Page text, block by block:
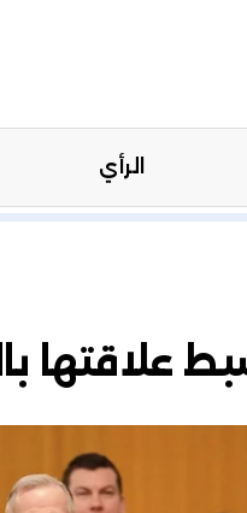
الرأي
قضايا راهنة
علاقتها